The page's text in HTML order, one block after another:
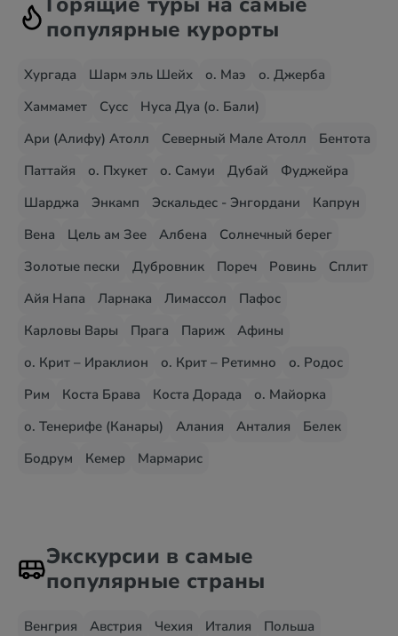
популярные курорты
Хургада Шарм эль Шейх о. Маэ
о. Джерба
Хаммамет
Сусс
Нуса Дуа (о. Бали)
Ари (Алифу) Атолл
Северный Мале Атолл
Бентота
Паттайя
о. Пхукет о. Самуи Дубай
Фуджейра
Шарджа
Энкамп Эскальдес - Энгордани
Капрун
Вена
Цель ам Зее Албена
Солнечный берег
Золотые пески
Дубровник Пореч Ровинь
Сплит
Айя Напа
Ларнака Лимассол
Пафос
Карловы Вары
Прага Париж
Афины
о. Крит – Ираклион
о. Крит – Ретимно
о. Родос
Рим
Коста Брава Коста Дорада
о. Майорка
о. Тенерифе (Канары)
Алания Анталия
Белек
Бодрум
Кемер Мармарис
Экскурсии в самые
популярные страны
Венгрия Австрия Чехия Италия
Польша